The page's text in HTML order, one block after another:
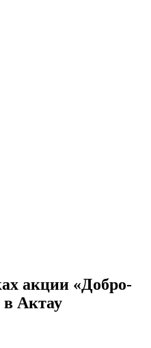
акции «Добро-
в Актау